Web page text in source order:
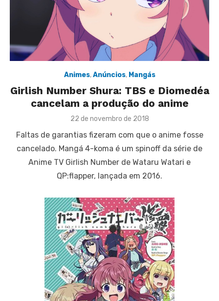
Animes,Anúncios, Mangás
Girlish Number Shura: TBS e Diomedéa
cancelam a produção do anime
Posted
22 de novembro de 2018
Faltas de garantias fizeram com que o anime fosse
cancelado. Mangá 4-koma é um spinoff da série de
Anime TV Girlish Number de Wataru Watari e
QP:flapper, lançada em 2016.